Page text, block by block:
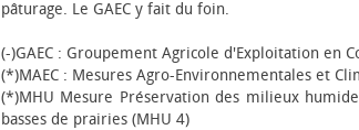
pâturage. Le GAEC y fait du foin.
(-)GAEC : Groupement Agricole d'Exploitation en
(*)MAEC : Mesures Agro-Environnementales et
(*)MHU Mesure Préservation des milieux
basses de prairies (MHU 4)